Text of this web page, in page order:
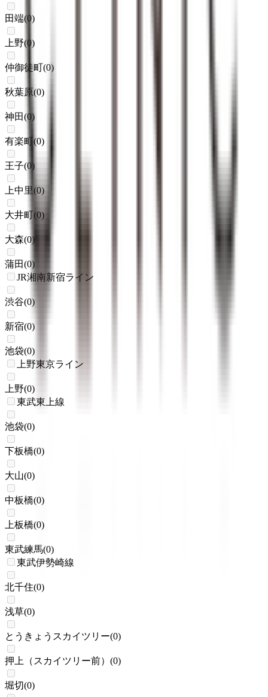
田端(0)
上野(0)
仲御徒町(0)
秋葉原(0)
神田(0)
有楽町(0)
王子(0)
上中里(0)
大井町(0)
大森(0)
蒲田(0)
JR湘南新宿ライン
渋谷(0)
新宿(0)
池袋(0)
上野東京ライン
上野(0)
東武東上線
池袋(0)
下板橋(0)
大山(0)
中板橋(0)
上板橋(0)
東武練馬(0)
東武伊勢崎線
北千住(0)
浅草(0)
とうきょうスカイツリー(0)
押上（スカイツリー前） (0)
堀切(0)